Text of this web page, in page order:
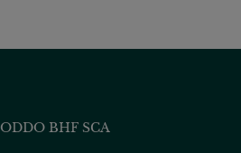
ODDO BHF SCA